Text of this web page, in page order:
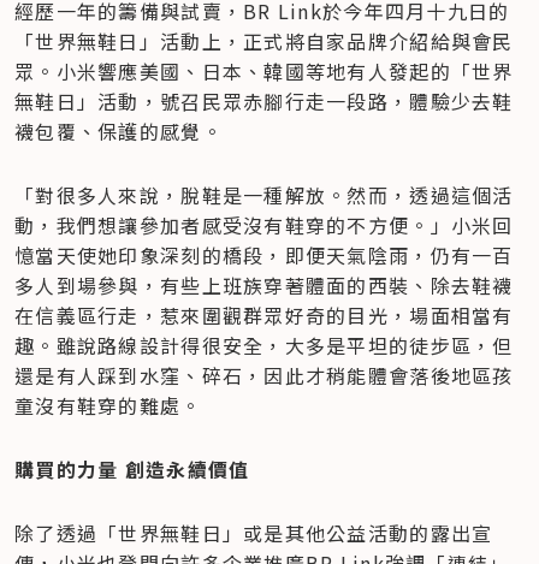
經歷一年的籌備與試賣，BR Link於今年四月十九日的
「世界無鞋日」活動上，正式將自家品牌介紹給與會民
眾。小米響應美國、日本、韓國等地有人發起的「世界
無鞋日」活動，號召民眾赤腳行走一段路，體驗少去鞋
襪包覆、保護的感覺。
「對很多人來說，脫鞋是一種解放。然而，透過這個活
動，我們想讓參加者感受沒有鞋穿的不方便。」小米回
憶當天使她印象深刻的橋段，即便天氣陰雨，仍有一百
多人到場參與，有些上班族穿著體面的西裝、除去鞋襪
在信義區行走，惹來圍觀群眾好奇的目光，場面相當有
趣。雖說路線設計得很安全，大多是平坦的徒步區，但
還是有人踩到水窪、碎石，因此才稍能體會落後地區孩
童沒有鞋穿的難處。
購買的力量 創造永續價值
除了透過「世界無鞋日」或是其他公益活動的露出宣